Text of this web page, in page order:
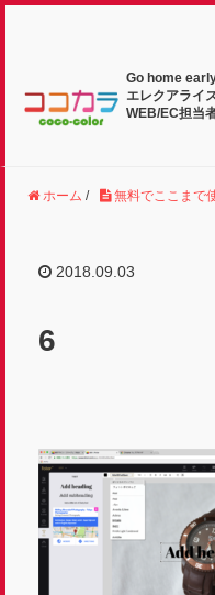
Go home
エレクアライ
WEB/EC担当
ホーム / 無料でここまで
2018.09.03
6